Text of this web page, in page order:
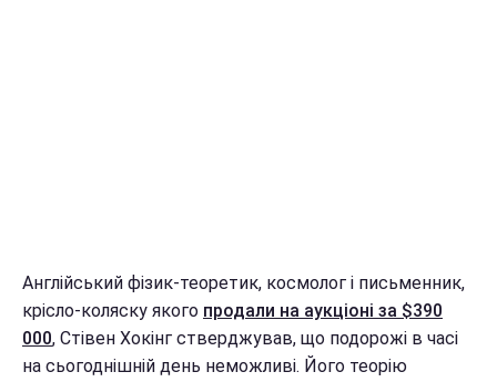
Англійський фізик-теоретик, космолог і письменник,
крісло-коляску якого продали на аукціоні за $390
000, Стівен Хокінг стверджував, що подорожі в часі
на сьогоднішній день неможливі. Його теорію